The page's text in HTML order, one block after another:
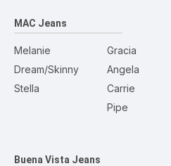
MAC Jeans
Melanie
Dream/Skinny
Stella
Gracia
Angela
Carrie
Pipe
Buena Vista Jeans